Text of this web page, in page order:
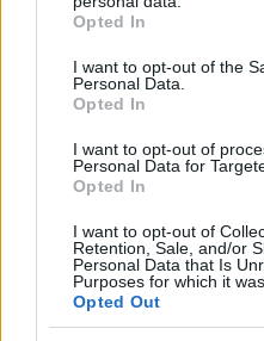
grant or deny consent to
use your data for below
consent section.
Opted In
I want to opt-out of the
Personal Data.
Opted In
I want to opt-out of
Personal Data for
Opted In
I want to opt-out of
Retention, Sale, and/or
Personal Data that Is
Purposes for which it
Opted Out
Nagy
a januártól
károsanyag-
Várkonyi Gábor Autóblog